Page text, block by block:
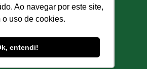
Ao navegar por este site,
uso de cookies.
entendi!
reservados.